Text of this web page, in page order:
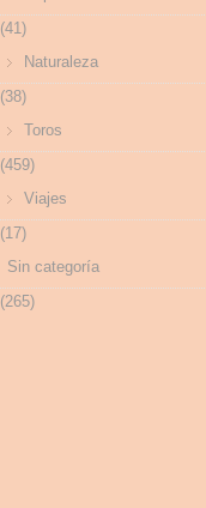
(41)
Naturaleza
(38)
Toros
(459)
Viajes
(17)
Sin categoría
(265)